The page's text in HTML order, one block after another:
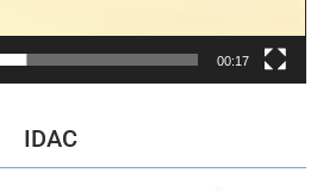
00:17
IDAC